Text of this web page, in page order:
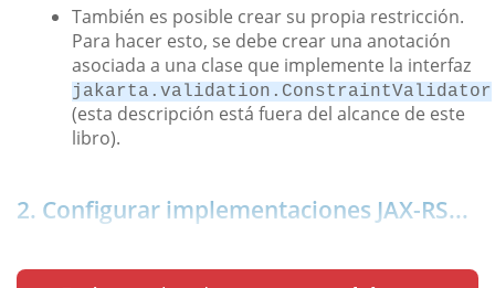
También es posible crear su propia restricción.
Para hacer esto, se debe crear una anotación
asociada a una clase que implemente la interfaz
jakarta.validation.ConstraintValidator
(esta descripción está fuera del alcance de este
libro).
2. Configurar implementaciones JAX-RS...